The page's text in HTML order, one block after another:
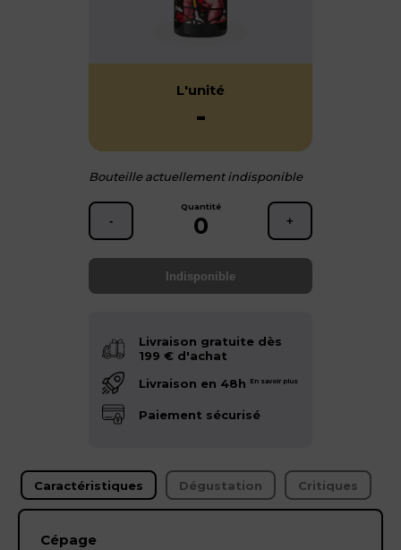
L'unité
-
Bouteille actuellement indisponible
-
Quantité
0 +
Indisponible
Livraison gratuite dès
199 € d'achat
Livraison en 48h
En savoir plus
Paiement sécurisé
Caractéristiques Dégustation Critiques
Cépage